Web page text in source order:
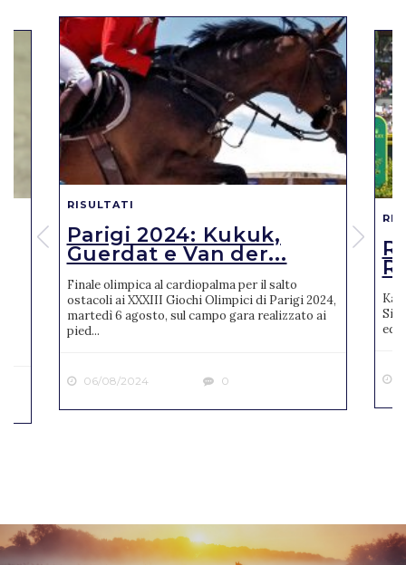
RISULTATI
Parigi 2024: Kukuk,
Guerdat e Van der...
Finale olimpica al cardiopalma per il salto
ostacoli ai XXXIII Giochi Olimpici di Parigi 2024,
martedì 6 agosto, sul campo gara realizzato ai
pied...
06/08/2024 0